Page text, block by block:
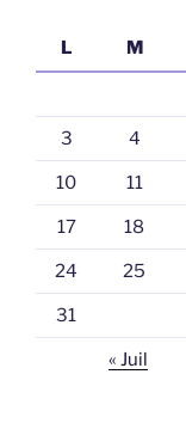
L
M
3 4
10 11
17 18
24 25
31
« Juil